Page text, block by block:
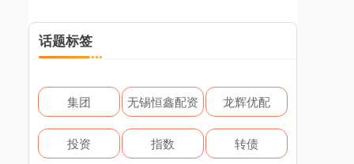
话题标签
集团 无锡恒鑫配资 龙辉优配
投资 指数 转债